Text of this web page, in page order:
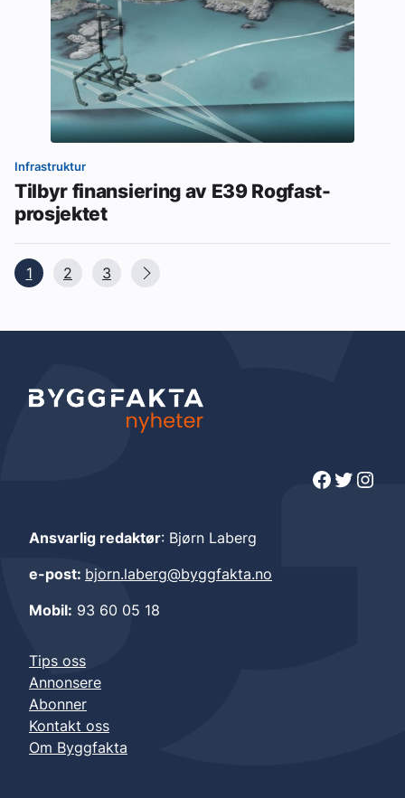
Infrastruktur
Tilbyr finansiering av E39 Rogfast-
prosjektet
1 2 3
Facebook Twitter Instagram
Ansvarlig redaktør: Bjørn Laberg
e-post: bjorn.laberg@byggfakta.no
Mobil: 93 60 05 18
Tips oss
Annonsere
Abonner
Kontakt oss
Om Byggfakta